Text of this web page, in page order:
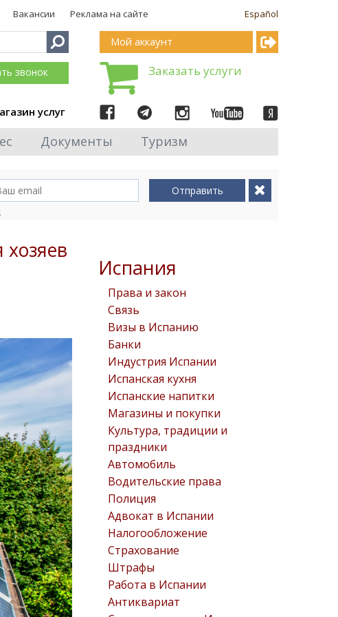
Español
Вакансии Реклама на сайте
звонок
услуг
Мой аккаунт
Заказать услуги
Документы Туризм
Отправить
Испания
Права и закон
Связь
Визы в Испанию
Банки
Индустрия Испании
Испанская кухня
Испанские напитки
Магазины и покупки
Культура, традиции и
праздники
Автомобиль
Водительские права
Полиция
Адвокат в Испании
Налогообложение
Страхование
Штрафы
Работа в Испании
Антиквариат